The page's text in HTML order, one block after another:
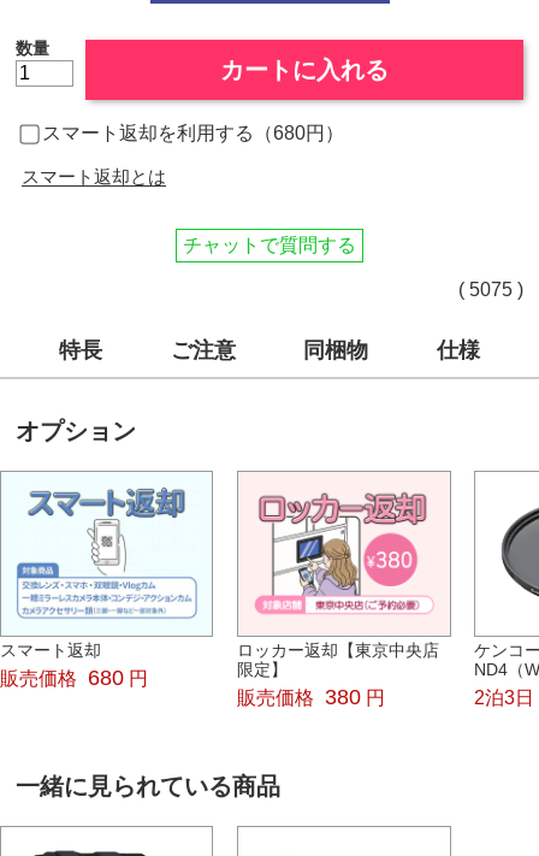
数量
カートに入れる
スマート返却を利用する（680円）
スマート返却とは
チャットで質問する
( 5075 )
特長 ご注意 同梱物 仕様
オプション
スマート返却
販売価格 680 円
ロッカー返却【東京中央店
限定】
販売価格 380 円
ケンコ
ND4（
2泊3日
一緒に見られている商品